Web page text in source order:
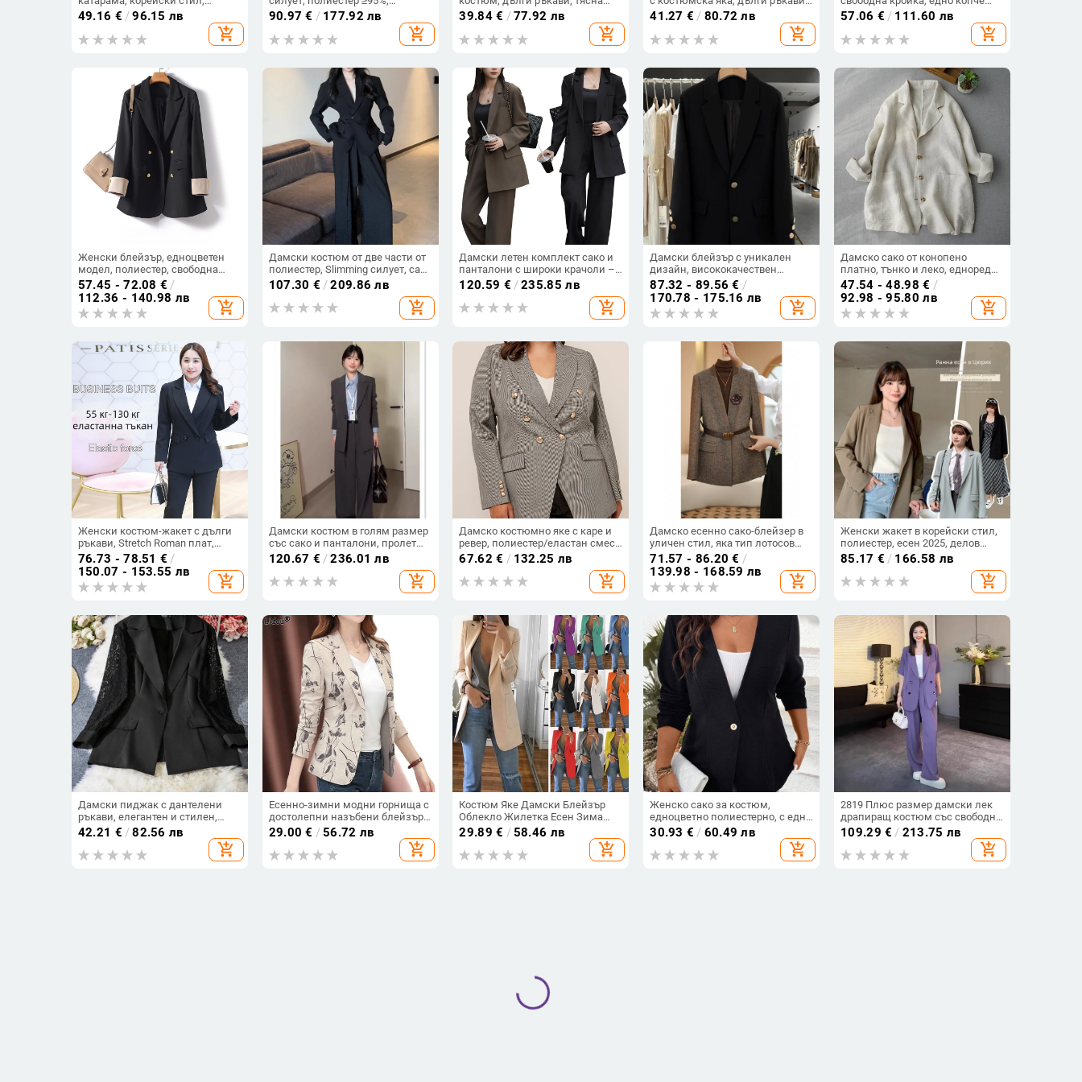
подходящо за пролет и есен
49.16 € /96.15 лв
add_shopping_cart
едноредово закопчаване,
средна дължина
90.97 € / 177.92 лв
add_shopping_cart
кройка, 95%+ полиестер
39.84€ /77.92 лв
add_shopping_cart
еднобутонна планка,
полиестерова материя
41.27 € / 80.72 лв
add_shopping_cart
закопчаване, ¾ ръкави,
ежедневен шик
57.06 € / 111.60 лв
add_shopping_cart
Женски блейзър, едноцветен
модел, полиестер, свободна
кройка, двойно закопчаване
57.45 - 72.08 € /
112.36 - 140.98 лв
add_shopping_cart
Дамски костюм от две части от
полиестер, Slimming силует, сако
с яка, копче отпред, свободна
кройка
107.30 € /209.86 лв
add_shopping_cart
Дамски летен комплект сако и
панталони с широки крачоли –
полиестер, двойно закопчаване,
сако със средна дължина,
свободна кройка
120.59 € /235.85 лв
add_shopping_cart
Дамски блейзър с уникален
дизайн, висококачествен
костюм за пролетно-есенен
период, свободна кройка,
ласкав силует
87.32 - 89.56 € /
170.78 - 175.16 лв
add_shopping_cart
Дамско сако от конопено
платно, тънко и леко, едноредно
закопчаване, яка с лист лотос,
ръкави с венчелистчета, летен
модел 2024
47.54 - 48.98 € /
92.98 - 95.80 лв
add_shopping_cart
Женски костюм-жакет с дълги
ръкави, Stretch Roman плат,
полиестер, плетена материя,
стил Temperament Commuter,
костюмна яка
76.73 - 78.51 € /
150.07 - 153.55 лв
add_shopping_cart
Дамски костюм в голям размер
със сако и панталони, пролет
2025
120.67 € /236.01 лв
add_shopping_cart
Дамско костюмно яке с каре и
ревер, полиестер/еластан смес,
дълги ръкави, едно копче в ред,
стандартна дължина
67.62 € / 132.25 лв
add_shopping_cart
Дамско есенно сако-блейзер в
уличен стил, яка тип лотосов
лист, едноредово закопчаване,
дълги ръкави, акрилна тъкан,
95%+ есен 2024
71.57 - 86.20 € /
139.98 - 168.59 лв
add_shopping_cart
Женски жакет в корейски стил,
полиестер, есен 2025, делов
стил с яка на сако
85.17 € / 166.58 лв
add_shopping_cart
Дамски пиджак с дантелени
ръкави, елегантен и стилен,
едноцветен, голям размер,
средна дължина
42.21 € /82.56 лв
add_shopping_cart
Есенно-зимни модни горнища с
достолепни назъбени блейзъри
с копчета Офис дама Ежедневни
корейски дамски дрехи Тънък
геометричен печат
29.00 € /56.72 лв
add_shopping_cart
Костюм Яке Дамски Блейзър
Облекло Жилетка Есен Зима
Палто Едноцветно Голямо горно
палто Сако с ревери Грациозно
модно горно облекло
29.89 € /58.46 лв
add_shopping_cart
Женско сако за костюм,
едноцветно полиестерно, с едно
копче отпред, дълги ръкави,
костюмска яка, пролет 2025
30.93 € / 60.49 лв
add_shopping_cart
2819 Плюс размер дамски лек
драпиращ костюм със свободни
дълги панталони и жакет
средна дължина
109.29 € / 213.75 лв
add_shopping_cart